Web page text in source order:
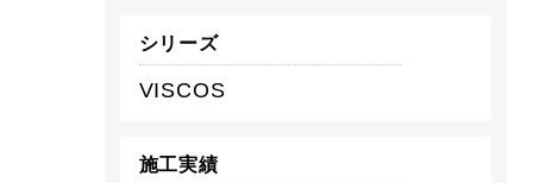
シリーズ
VISCOS
施工実績